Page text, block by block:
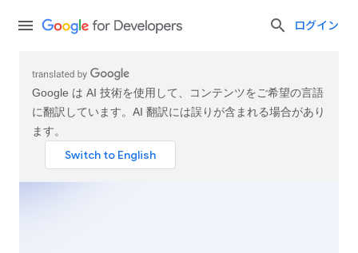
ログイン
Google は AI 技術を使用して、コンテンツをご希望の言語
に翻訳しています。AI 翻訳には誤りが含まれる場合があり
ます。